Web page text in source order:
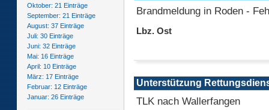
Oktober: 21 Einträge
September: 21 Einträge
August: 37 Einträge
Juli: 30 Einträge
Juni: 32 Einträge
Mai: 16 Einträge
April: 10 Einträge
März: 17 Einträge
Februar: 12 Einträge
Januar: 26 Einträge
Brandmeldung in Roden -
Lbz. Ost
Unterstützung
TLK nach Wallerfangen